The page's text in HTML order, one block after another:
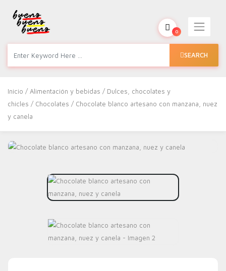
SEARCH
0
Inicio /Alimentación y bebidas / Dulces, chocolates y
chicles / Chocolates / Chocolate blanco artesano con manzana, nuez
y canela